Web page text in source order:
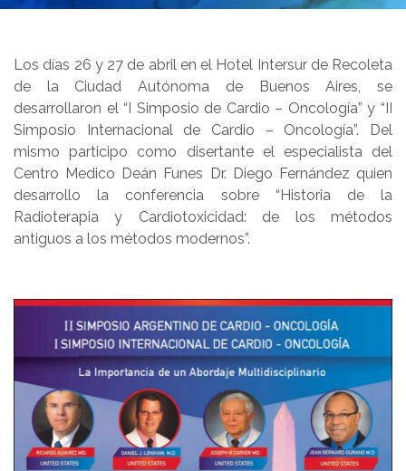
Los días 26 y 27 de abril en el Hotel Intersur de Recoleta
de la Ciudad Autónoma de Buenos Aires, se
desarrollaron el “I Simposio de Cardio – Oncología” y “II
Simposio Internacional de Cardio – Oncología”. Del
mismo participo como disertante el especialista del
Centro Medico Deán Funes Dr. Diego Fernández quien
desarrollo la conferencia sobre “Historia de la
Radioterapia y Cardiotoxicidad: de los métodos
antiguos a los métodos modernos”.